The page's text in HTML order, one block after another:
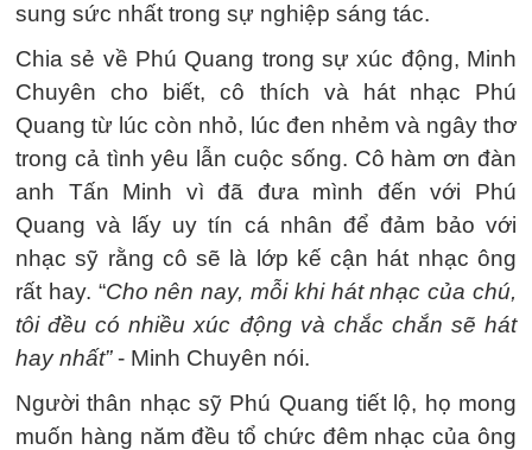
sung sức nhất trong sự nghiệp sáng tác.
Chia sẻ về Phú Quang trong sự xúc động, Minh
Chuyên cho biết, cô thích và hát nhạc Phú
Quang từ lúc còn nhỏ, lúc đen nhẻm và ngây thơ
trong cả tình yêu lẫn cuộc sống. Cô hàm ơn đàn
anh Tấn Minh vì đã đưa mình đến với Phú
Quang và lấy uy tín cá nhân để đảm bảo với
nhạc sỹ rằng cô sẽ là lớp kế cận hát nhạc ông
rất hay. “Cho nên nay, mỗi khi hát nhạc của chú,
tôi đều có nhiều xúc động và chắc chắn sẽ hát
hay nhất”- Minh Chuyên nói.
Người thân nhạc sỹ Phú Quang tiết lộ, họ mong
muốn hàng năm đều tổ chức đêm nhạc của ông